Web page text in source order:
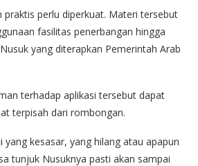
praktis perlu diperkuat. Materi tersebut
fasilitas penerbangan hingga
yang diterapkan Pemerintah Arab
terhadap aplikasi tersebut dapat
terpisah dari rombongan.
yang kesasar, yang hilang atau apapun
tunjuk Nusuknya pasti akan sampai